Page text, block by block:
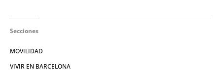
Secciones
MOVILIDAD
VIVIR EN BARCELONA